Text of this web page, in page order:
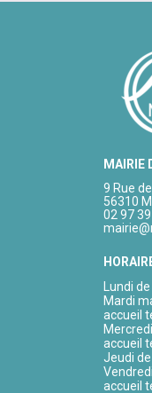
MAIRIE
9 Rue
56310
02 97
Lundi
Mardi
accueil
accueil
Jeudi de
accueil